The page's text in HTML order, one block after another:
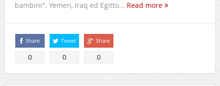
bambini". Yemen, Iraq ed Egitto... Read more
Share
0
Tweet
0
Share
0